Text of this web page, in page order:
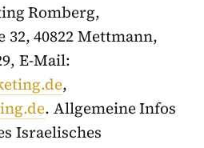
Romberg,
32, 40822 Mettmann,
E-Mail:
,
. Allgemeine Infos
Israelisches